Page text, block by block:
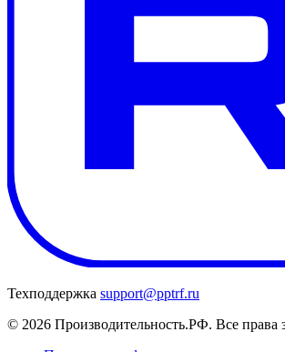
Техподдержка support@pptrf.ru
© 2026 Производительность.РФ. Все